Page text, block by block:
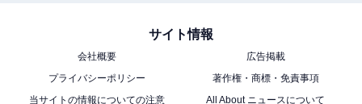
サイト情報
会社概要
広告掲載
プライバシーポリシー
著作権・商標・免責事項
当サイトの情報についての注意
All About ニュースについて